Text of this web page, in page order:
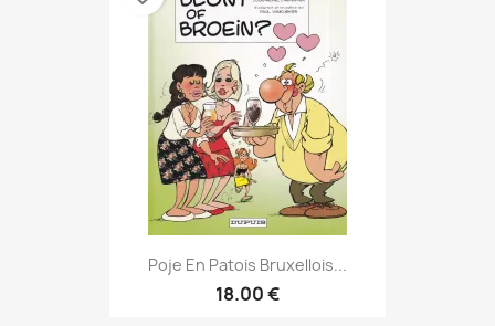
Poje En Patois Bruxellois...
18.00 €